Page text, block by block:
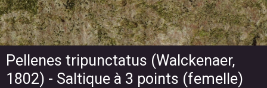
Pellenes tripunctatus (Walckenaer,
1802) - Saltique à 3 points (femelle)